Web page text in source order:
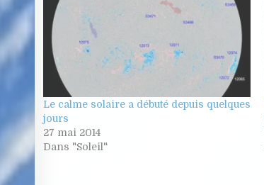
Le calme solaire a débuté depuis quelques
jours
27 mai 2014
Dans "Soleil"